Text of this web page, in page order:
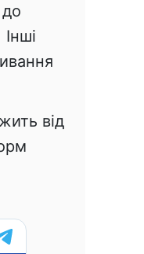
від